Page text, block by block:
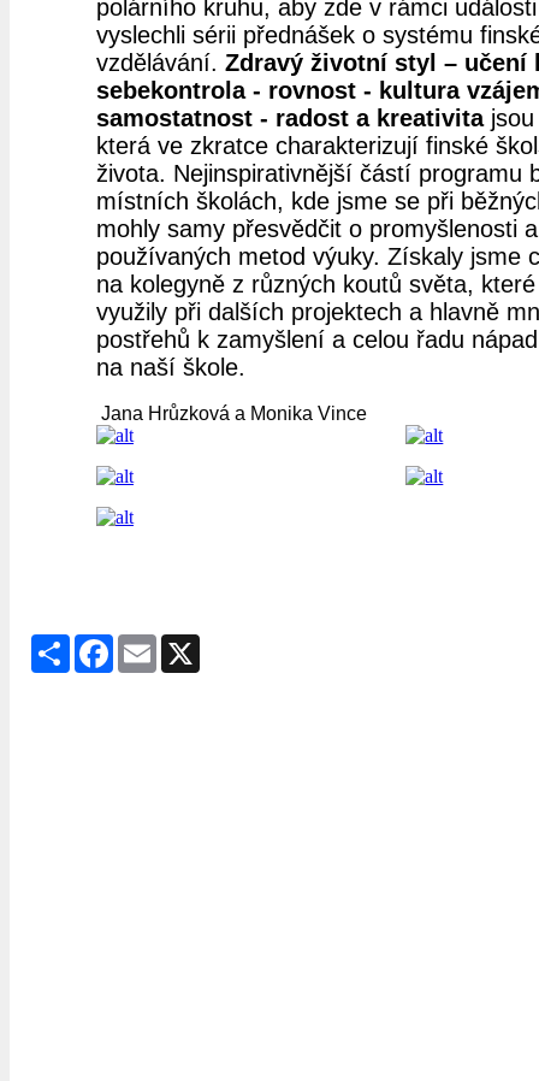
polárního kruhu, aby zde v rámci
vyslechli sérii přednášek o systému
vzdělávání. Zdravý životní styl – učení
sebekontrola - rovnost - kultura
samostatnost - radost a kreativitajsou
která ve zkratce charakterizují finské
života. Nejinspirativnější částí programu
místních školách, kde jsme se při
mohly samy přesvědčit o promyšlenosti
používaných metod výuky. Získaly jsme
na kolegyně z různých koutů světa,
využily při dalších projektech a hlavně
postřehů k zamyšlení a celou řadu
na naší škole.
Jana Hrůzková a Monika Vince
Share Facebook
Email